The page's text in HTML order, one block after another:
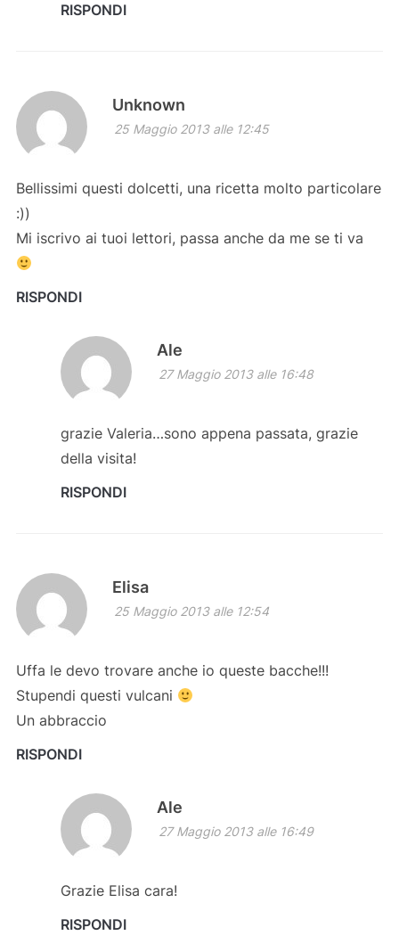
RISPONDI
Unknown
25 Maggio 2013 alle 12:45
Bellissimi questi dolcetti, una ricetta molto particolare
:))
Mi iscrivo ai tuoi lettori, passa anche da me se ti va
RISPONDI
Ale
27 Maggio 2013 alle 16:48
grazie Valeria…sono appena passata, grazie
della visita!
RISPONDI
Elisa
25 Maggio 2013 alle 12:54
Uffa le devo trovare anche io queste bacche!!!
Stupendi questi vulcani
Un abbraccio
RISPONDI
Ale
27 Maggio 2013 alle 16:49
Grazie Elisa cara!
RISPONDI